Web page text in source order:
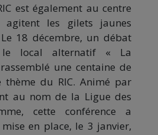
est également au centre
les gilets jaunes
18 décembre, un débat
le local alternatif « La
une centaine de
thème du RIC. Animé par
au nom de la Ligue des
cette conférence a
en place, le 3 janvier,